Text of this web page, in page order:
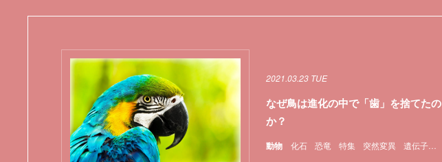
動物 化石 恐竜 特集 突然変異 遺伝子
2021.03.23 TUE
なぜ鳥は進化の中で「歯」を捨てたの
か？